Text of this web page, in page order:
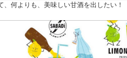
、何よりも、美味しい甘酒を出したい